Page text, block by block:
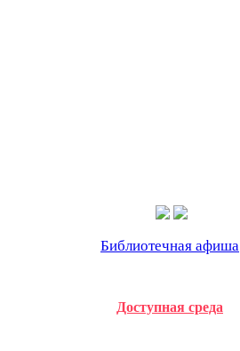
Библиотечная афиша
Доступная среда